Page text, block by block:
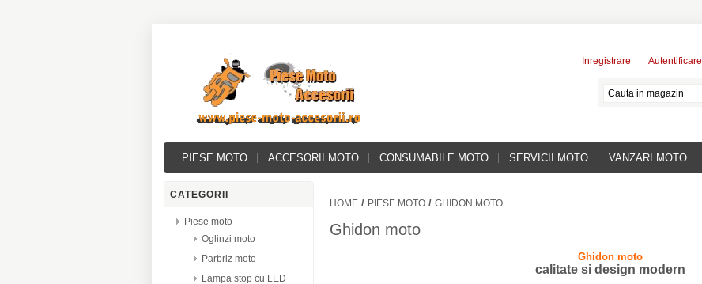
Inregistrare Autentificare
PIESE MOTO ACCESORII MOTO CONSUMABILE MOTO SERVICII MOTO VANZARI MOTO
CATEGORII
Piese moto
Oglinzi moto
Parbriz moto
Lampa stop cu LED
HOME / PIESE MOTO / GHIDON MOTO
Ghidon moto
Ghidon moto
calitate si design modern